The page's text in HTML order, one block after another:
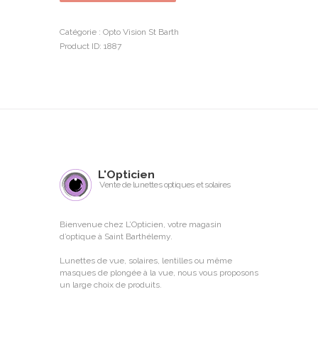
vue.
Catégorie : Opto Vision St Barth
Product ID: 1887
L'Opticien
Vente de lunettes optiques et solaires
Bienvenue chez L’Opticien, votre magasin
d’optique à Saint Barthélemy.
Lunettes de vue, solaires, lentilles ou même
masques de plongée à la vue, nous vous proposons
un large choix de produits.